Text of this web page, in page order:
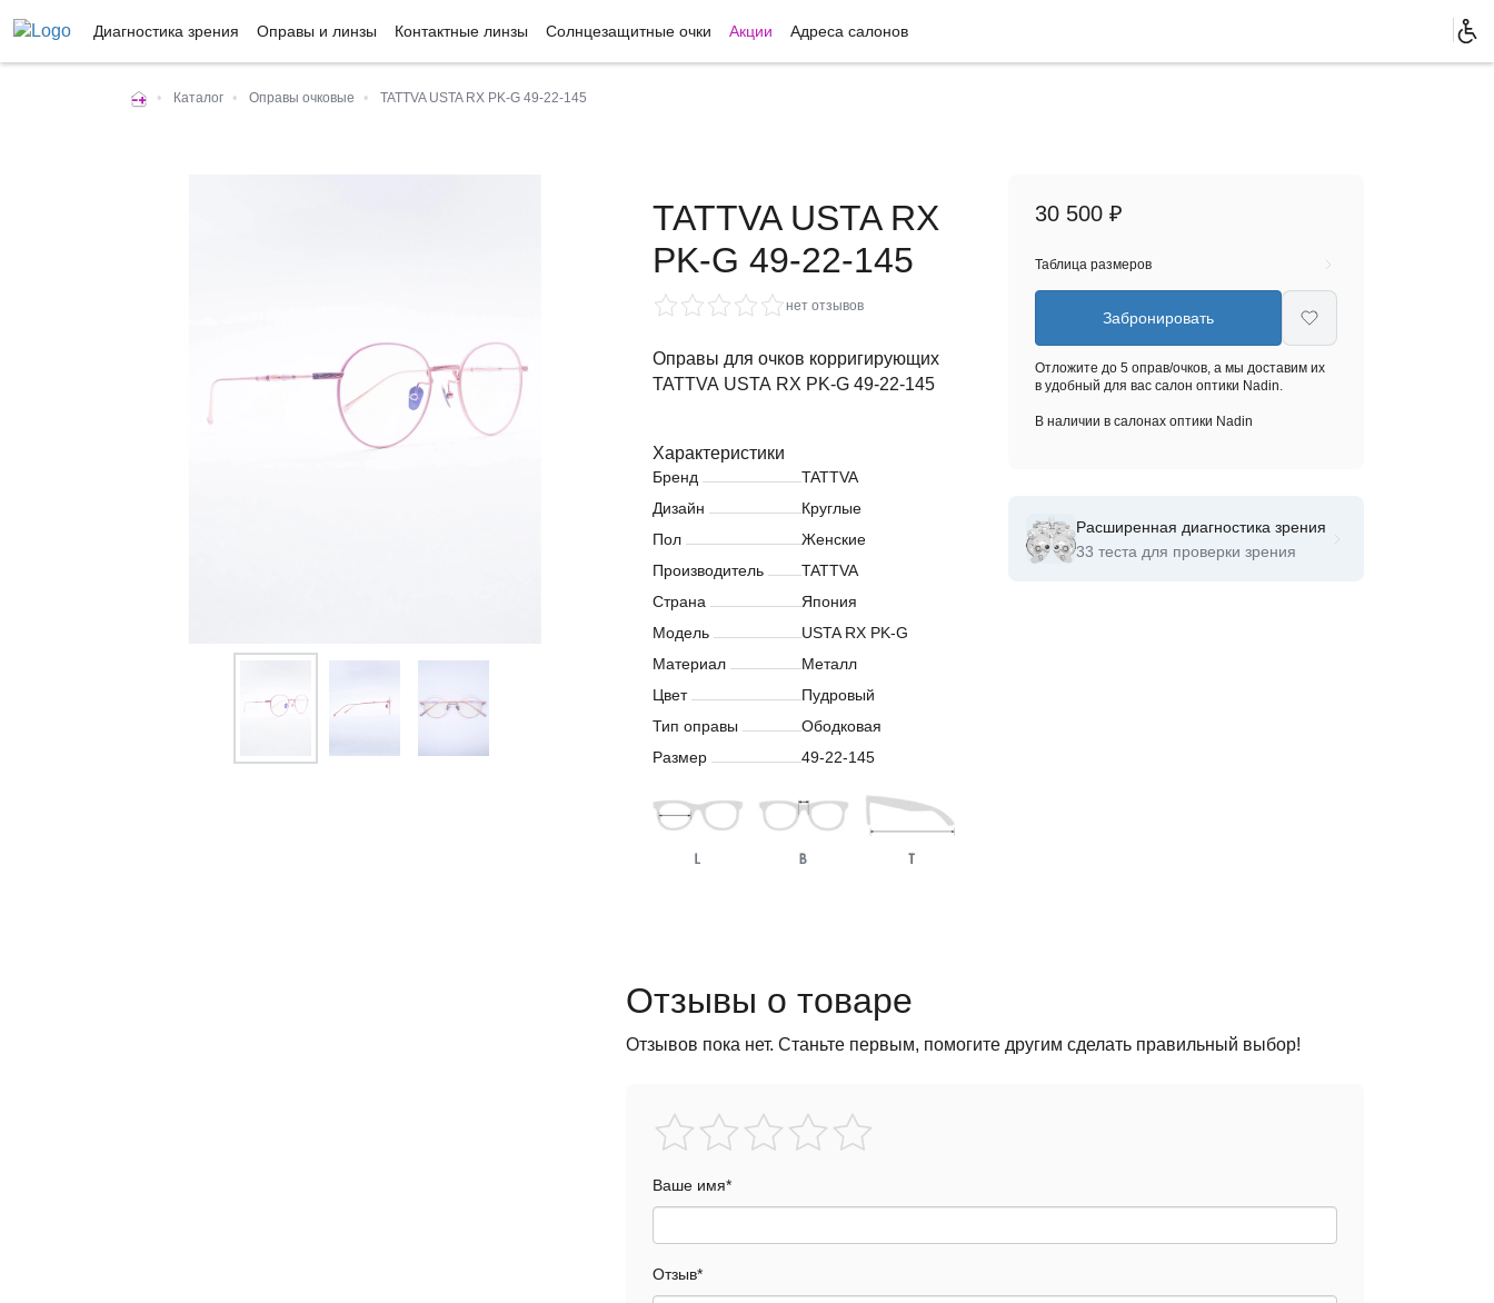
Диагностика зрения Оправы и линзы Контактные линзы Солнцезащитные очки Акции Адреса салонов
• Каталог • Оправы очковые • TATTVA USTA RX PK-G 49-22-145
TATTVA USTA RX
PK-G 49-22-145
нет отзывов
Оправы для очков корригирующих
TATTVA USTA RX PK-G 49-22-145
Характеристики
Бренд
TATTVA
Дизайн
Круглые
Пол
Женские
Производитель
TATTVA
Страна
Япония
Модель
USTA RX PK-G
Материал
Металл
Цвет
Пудровый
Тип оправы
Ободковая
Размер
49-22-145
30 500 ₽
Таблица размеров
Забронировать
Отложите до 5 оправ/очков, а мы доставим их
в удобный для вас салон оптики Nadin.
В наличии в салонах оптики Nadin
Расширенная диагностика зрения
33 теста для проверки зрения
Отзывы о товаре
Отзывов пока нет. Станьте первым, помогите другим сделать правильный выбор!
Ваше имя*
Отзыв*